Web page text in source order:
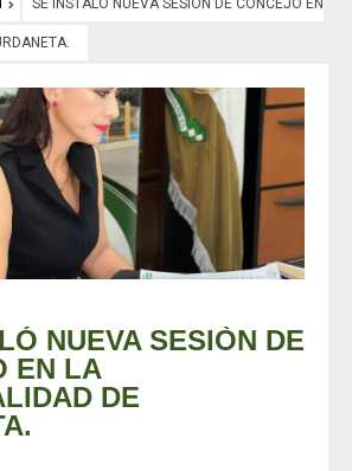
SE INSTALÓ NUEVA SESIÒN DE CONCEJO EN
NUEVA SESIÒN DE
EN LA
DE